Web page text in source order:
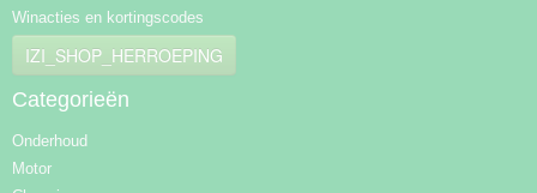
Winacties en kortingscodes
IZI_SHOP_HERROEPING
Categorieën
Onderhoud
Motor